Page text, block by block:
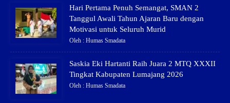
Hari Pertama Penuh Semangat, SMAN 2
Tanggul Awali Tahun Ajaran Baru dengan
Motivasi untuk Seluruh Murid
Oleh : Humas Smadata
Saskia Eki Hartanti Raih Juara 2 MTQ XXXII
Tingkat Kabupaten Lumajang 2026
Oleh : Humas Smadata